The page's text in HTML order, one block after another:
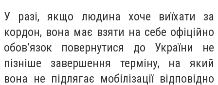
У разі, якщо людина хоче виїхати за
кордон, вона має взяти на себе офіційно
обов’язок повернутися до України не
пізніше завершення терміну, на який
вона не підлягає мобілізації відповідно